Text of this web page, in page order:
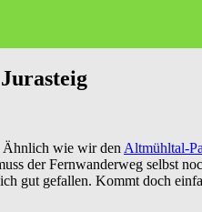
Ähnlich wie wir den Altmühltal-
der Fernwanderweg selbst
gut gefallen. Kommt doch